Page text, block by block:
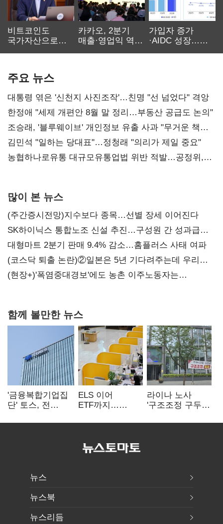
비트코인도
국가자산으로…'
카카오, 2분기
매출·영업익 역대
가입자 증가
·AIDC 성장…
주요 뉴스
대통령 엮은 '신천지 사진조작'…친명 "선 넘었다" 격앙
한정애 "세제 개편안 8월 말 정리…부동산 공급도 논의"
조승래, '블루웨이브' 개인정보 유출 사과 "무거운 책임
통감"
김민석 "일하는 당대표"…정청래 "의리가 제일 중요"
농협하나로유통 대규모유통업법 위반 적발…공정위,
많이 본 뉴스
(주간증시전망)지수보다 종목…선별 장세 이어진다
SK하이닉스 통합노조 신설 추진…구성원 간 성과급
불만 확산
대형마트 2분기 판매 9.4% 감소…홈플러스 사태 여파
(코스닥 퇴출 논란)②일본은 5년 기다려주는데 우리는
당장 퇴출?…시간만으론 부족한 코스닥 구하기
(현장+)'폭염중대경보'에도 농촌 이주노동자는
함께 볼만한 뉴스
'금융복합기업집
단' 토스, 전
표준화
ELS 이어
ETF까지…
제동 걸린 은행
라이나 노사
'구조조정 구두
뉴스
뉴스북
뉴스리듬